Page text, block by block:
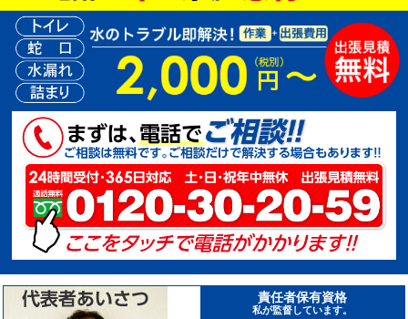
責任者保有資格
私が監督しています。